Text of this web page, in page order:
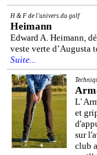
H & F de l'univers du golf
Heimann
Edward A. Heimann,
veste verte d’Augusta
Suite...
L'
et
sur
club